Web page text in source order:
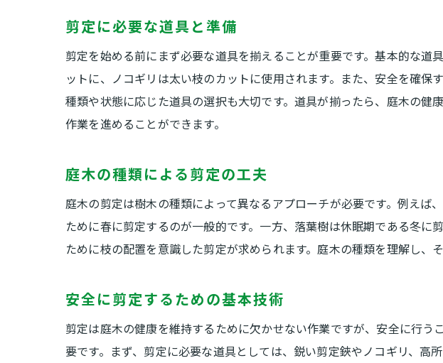
剪定が病虫
季節ごとの
剪定を行
地域特有の
剪定で考慮
地元で人気
プロと自分で挑
プロに依頼
剪定に必要な道具と準備
剪定を始める前にまず必要な道具を揃えることが重要です。基本的な
ットに、ノコギリは太い枝のカットに使用されます。また、安全を確
種類や状態に応じた道具の選択も大切です。道具が揃ったら、庭木の
作業を進めることができます。
庭木の種類による剪定の工夫
庭木の剪定は樹木の種類によって異なるアプローチが必要です。例え
ために春に剪定するのが一般的です。一方、落葉樹は休眠期である冬
ために枝の配置を意識した剪定が求められます。庭木の種類を理解し、
安全に剪定するための基本技術
剪定は庭木の健康を維持するために欠かせない作業ですが、安全に行
要です。まず、剪定に必要な道具としては、鋭い剪定鋏やノコギリ、